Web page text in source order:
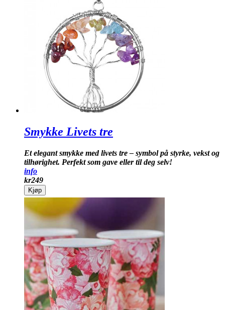
Smykke Livets tre
Et elegant smykke med livets tre – symbol på styrke, vekst og
tilhørighet. Perfekt som gave eller til deg selv!
info
kr249
Kjøp